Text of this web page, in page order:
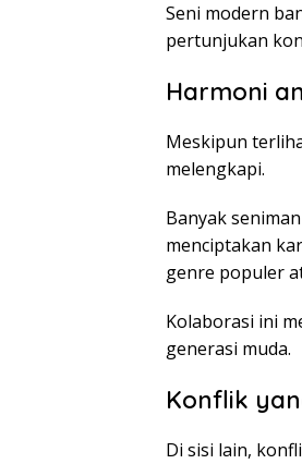
Seni modern
pertunjukan
Harmoni
Meskipun
melengkapi.
Banyak
menciptakan
genre populer
Kolaborasi ini
generasi muda.
Konflik
Di sisi lain,